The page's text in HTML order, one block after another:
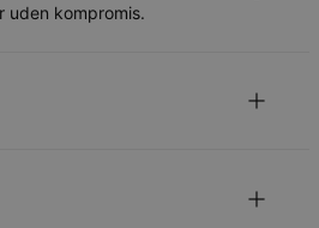
uden kompromis.
hvis du har spørgsmål